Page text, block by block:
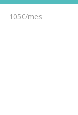
105€/mes